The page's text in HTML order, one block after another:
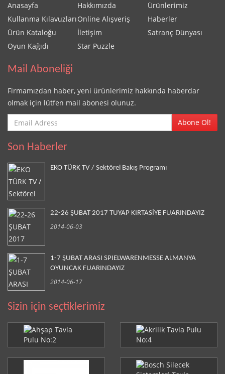
Anasayfa Hakkımızda
Ürünlerimiz
Kullanma KılavuzlarıOnline Alışveriş
Haberler
Ürün Kataloğu
İletişim
Satranç Dünyası
Oyun Kağıdı
Star Puzzle
Mail Aboneliği
Firmamızdan haber, yeni ürünlerimiz hakkında haberdar
olmak için lütfen mail abonesi olunuz.
Abone Ol!
Son Haberler
EKO TÜRK TV / Sektörel Bakış Programı
22-26 ŞUBAT 2017 TUYAP KIRTASİYE FUARINDAYIZ
2014-06-03
1-7 ŞUBAT ARASI SPIELWARENMESSE ALMANYA
OYUNCAK FUARINDAYIZ
2014-06-17
Sizin için seçtiklerimiz